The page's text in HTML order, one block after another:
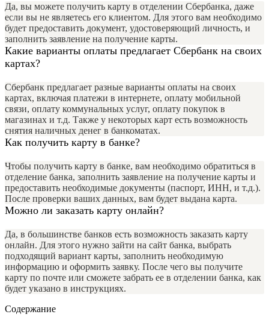
Да, вы можете получить карту в отделении Сбербанка, даже
если вы не являетесь его клиентом. Для этого вам необходимо
будет предоставить документ, удостоверяющий личность, и
заполнить заявление на получение карты.
Какие варианты оплаты предлагает Сбербанк на своих
картах?
Сбербанк предлагает разные варианты оплаты на своих
картах, включая платежи в интернете, оплату мобильной
связи, оплату коммунальных услуг, оплату покупок в
магазинах и т.д. Также у некоторых карт есть возможность
снятия наличных денег в банкоматах.
Как получить карту в банке?
Чтобы получить карту в банке, вам необходимо обратиться в
отделение банка, заполнить заявление на получение карты и
предоставить необходимые документы (паспорт, ИНН, и т.д.).
После проверки ваших данных, вам будет выдана карта.
Можно ли заказать карту онлайн?
Да, в большинстве банков есть возможность заказать карту
онлайн. Для этого нужно зайти на сайт банка, выбрать
подходящий вариант карты, заполнить необходимую
информацию и оформить заявку. После чего вы получите
карту по почте или сможете забрать ее в отделении банка, как
будет указано в инструкциях.
Содержание